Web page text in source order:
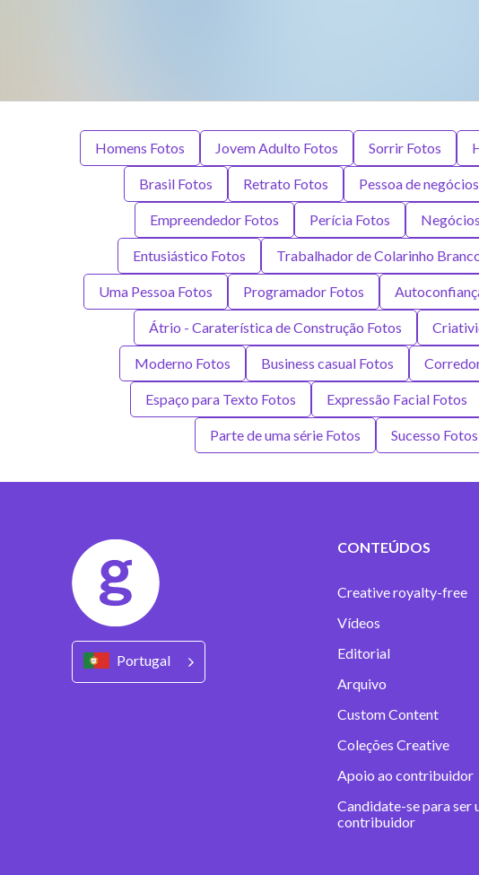
Homens Fotos Jovem Adulto Fotos Sorrir Fotos
Brasil Fotos Retrato Fotos Pessoa de
Empreendedor Fotos Perícia Fotos
Entusiástico Fotos Trabalhador de Colarinho
Uma Pessoa Fotos Programador Fotos
Átrio - Caraterística de Construção Fotos
Moderno Fotos Business casual Fotos
Espaço para Texto Fotos Expressão Facial Fotos
Parte de uma série Fotos Sucesso Fotos
Portugal
CONTEÚDOS
Creative royalty-free
Vídeos
Editorial
Arquivo
Custom Content
Coleções Creative
Apoio ao contribuidor
Candidate-se para ser
contribuidor